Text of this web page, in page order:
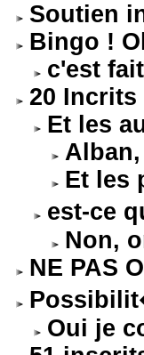
Soutien
Bingo !
c'est
20 Incrits
Et les
Et les
est-ce
Non,
NE PAS
Oui je